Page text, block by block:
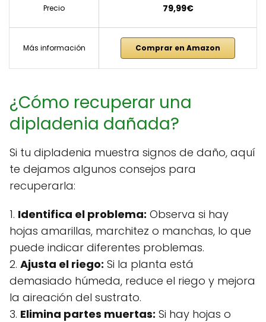
Precio 79,99€
Más información Comprar en Amazon
¿Cómo recuperar una
dipladenia dañada?
Si tu dipladenia muestra signos de daño, aquí
te dejamos algunos consejos para
recuperarla:
1. Identifica el problema: Observa si hay
hojas amarillas, marchitez o manchas, lo que
puede indicar diferentes problemas.
2. Ajusta el riego: Si la planta está
demasiado húmeda, reduce el riego y mejora
la aireación del sustrato.
3. Elimina partes muertas: Si hay hojas o